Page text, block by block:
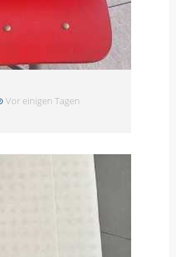
Vor einigen Tagen